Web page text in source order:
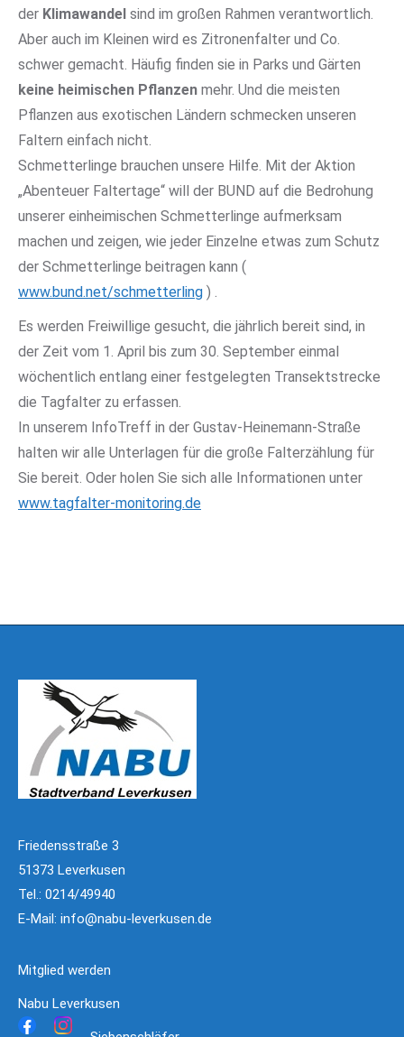
der Klimawandel sind im großen Rahmen verantwortlich.
Aber auch im Kleinen wird es Zitronenfalter und Co.
schwer gemacht. Häufig finden sie in Parks und Gärten
keine heimischen Pflanzen mehr. Und die meisten
Pflanzen aus exotischen Ländern schmecken unseren
Faltern einfach nicht.
Schmetterlinge brauchen unsere Hilfe. Mit der Aktion
„Abenteuer Faltertage“ will der BUND auf die Bedrohung
unserer einheimischen Schmetterlinge aufmerksam
machen und zeigen, wie jeder Einzelne etwas zum Schutz
der Schmetterlinge beitragen kann (
www.bund.net/schmetterling ) .
Es werden Freiwillige gesucht, die jährlich bereit sind, in
der Zeit vom 1. April bis zum 30. September einmal
wöchentlich entlang einer festgelegten Transektstrecke
die Tagfalter zu erfassen.
In unserem InfoTreff in der Gustav-Heinemann-Straße
halten wir alle Unterlagen für die große Falterzählung für
Sie bereit. Oder holen Sie sich alle Informationen unter
www.tagfalter-monitoring.de
Friedensstraße 3
51373 Leverkusen
Tel.: 0214/49940
E-Mail: info@nabu-leverkusen.de
Mitglied werden
Nabu Leverkusen